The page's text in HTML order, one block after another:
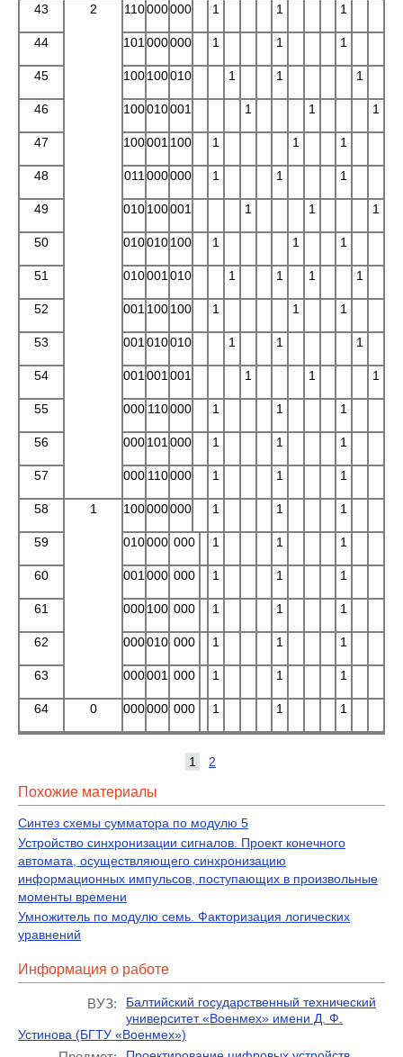
43 2 110000000 1 1 1
44 101 000000 1 1 1
45 100100010 1 1 1
46 100010001 1 1 1
47 100001 100 1 1 1
48 011 000000 1 1 1
49 010100001 1 1 1
50 010010100 1 1 1
51 010001 010 1 1 1 1
52 001 100100 1 1 1
53 001 010010 1 1 1
54 001 001 001 1 1 1
55 000 110000 1 1 1
56 000101 000 1 1 1
57 000 110000 1 1 1
58 1 100000000 1 1 1
59 010000 000 1 1 1
60 001 000 000 1 1 1
61 000100 000 1 1 1
62 000010 000 1 1 1
63 000001 000 1 1 1
64 0 000000 000 1 1 1
1 2
Похожие материалы
Синтез схемы сумматора по модулю 5
Устройство синхронизации сигналов. Проект конечного
автомата, осуществляющего синхронизацию
информационных импульсов, поступающих в произвольные
моменты времени
Умножитель по модулю семь. Факторизация логических
уравнений
Информация о работе
ВУЗ:
Балтийский государственный технический
университет «Военмех» имени Д. Ф.
Устинова (БГТУ «Военмех»)